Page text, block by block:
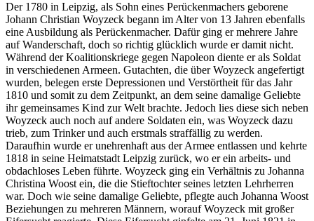
Der 1780 in Leipzig, als Sohn eines Perückenmachers geborene
Johann Christian Woyzeck begann im Alter von 13 Jahren ebenfalls
eine Ausbildung als Perückenmacher. Dafür ging er mehrere Jahre
auf Wanderschaft, doch so richtig glücklich wurde er damit nicht.
Während der Koalitionskriege gegen Napoleon diente er als Soldat
in verschiedenen Armeen. Gutachten, die über Woyzeck angefertigt
wurden, belegen erste Depressionen und Verstörtheit für das Jahr
1810 und somit zu dem Zeitpunkt, an dem seine damalige Geliebte
ihr gemeinsames Kind zur Welt brachte. Jedoch lies diese sich neben
Woyzeck auch noch auf andere Soldaten ein, was Woyzeck dazu
trieb, zum Trinker und auch erstmals straffällig zu werden.
Daraufhin wurde er unehrenhaft aus der Armee entlassen und kehrte
1818 in seine Heimatstadt Leipzig zurück, wo er ein arbeits- und
obdachloses Leben führte. Woyzeck ging ein Verhältnis zu Johanna
Christina Woost ein, die die Stieftochter seines letzten Lehrherren
war. Doch wie seine damalige Geliebte, pflegte auch Johanna Woost
Beziehungen zu mehreren Männern, worauf Woyzeck mit großer